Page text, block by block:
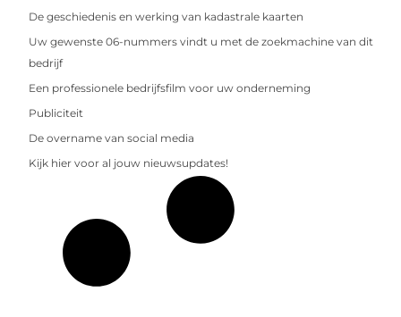
De geschiedenis en werking van kadastrale kaarten
Uw gewenste 06-nummers vindt u met de zoekmachine van dit
bedrijf
Een professionele bedrijfsfilm voor uw onderneming
Publiciteit
De overname van social media
Kijk hier voor al jouw nieuwsupdates!